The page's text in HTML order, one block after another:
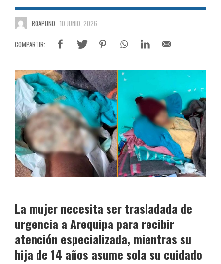
ROAPUNO 10 JUNIO, 2026
La mujer necesita ser trasladada de
urgencia a Arequipa para recibir
atención especializada, mientras su
hija de 14 años asume sola su cuidado